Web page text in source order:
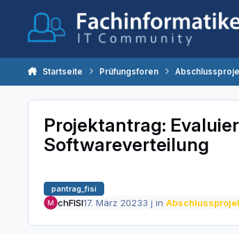
Startseite Prüfungsforen
Projektantrag:
Softwareverteilung
pantrag_fisi
chFISI17. März 20233 j in